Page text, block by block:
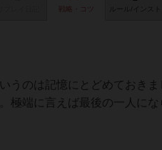
戦略 ・コツ
うのは記憶にとどめておき
極端に言えば最後の一人に